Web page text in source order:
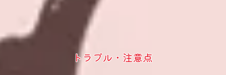
トラブル・注意点